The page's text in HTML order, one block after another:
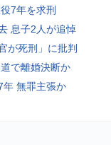
7年を求刑
息子2人が追悼
が死刑」に批判
で離婚決断か
年 無罪主張か